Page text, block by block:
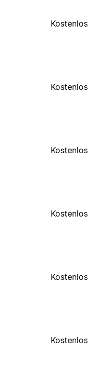
Kostenlos
Kostenlos
Kostenlos
Kostenlos
Kostenlos
Kostenlos